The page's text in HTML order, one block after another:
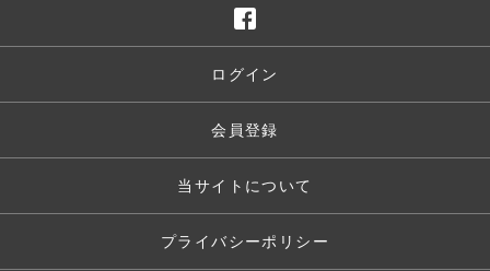
ログイン
会員登録
当サイトについて
プライバシーポリシー